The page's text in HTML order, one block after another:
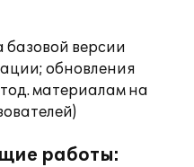
версии
обновления
материалам на
работы: